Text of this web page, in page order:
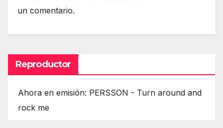
un comentario.
Reproductor
Ahora en emisión: PERSSON - Turn around and
rock me